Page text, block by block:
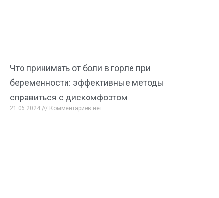
Что принимать от боли в горле при
беременности: эффективные методы
справиться с дискомфортом
21.06.2024 Комментариев нет